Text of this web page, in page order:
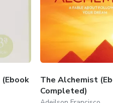
The Alchemist
Completed)